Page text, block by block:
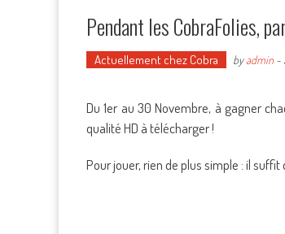
Pendant les CobraFolies,
Actuellement chez Cobra byadmin -
Du 1er au 30 Novembre, à gagner
qualité HD à télécharger !
Pour jouer, rien de plus simple : il